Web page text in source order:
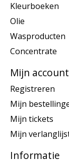
Kleurboeken
Olie
Wasproducten
Concentrate
Mijn account
Registreren
Mijn
Mijn tickets
Mijn
Informatie